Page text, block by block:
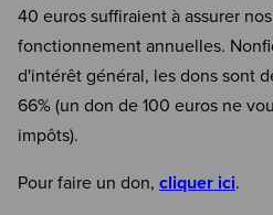
40 euros suffiraient à assurer
fonctionnement annuelles.
d'intérêt général, les dons sont
66% (un don de 100 euros ne
impôts).
Pour faire un don, cliquer ici.